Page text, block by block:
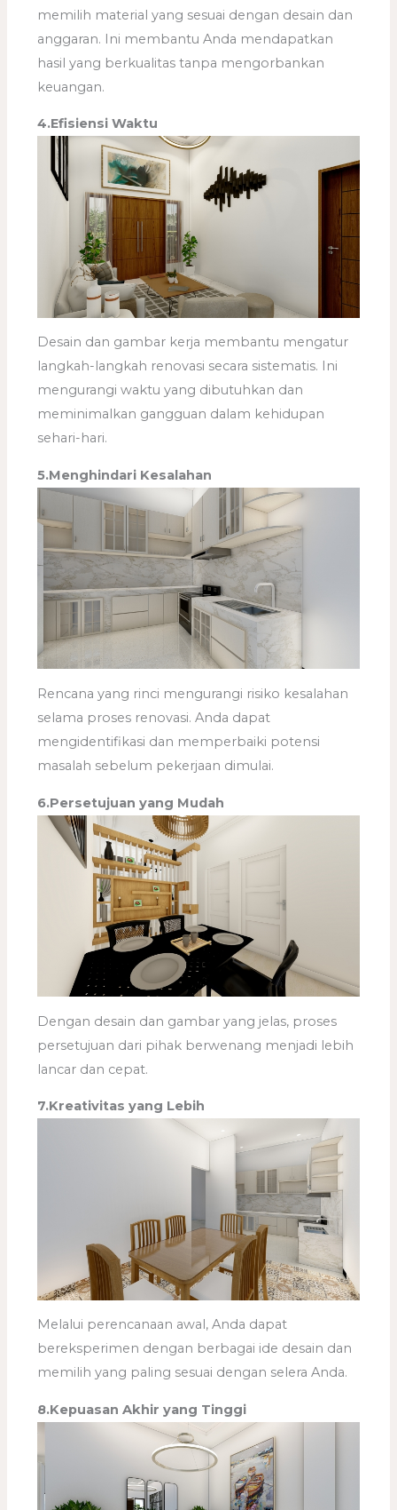
memilih material yang sesuai dengan desain dan
anggaran. Ini membantu Anda mendapatkan
hasil yang berkualitas tanpa mengorbankan
keuangan.
4.Efisiensi Waktu
Desain dan gambar kerja membantu mengatur
langkah-langkah renovasi secara sistematis. Ini
mengurangi waktu yang dibutuhkan dan
meminimalkan gangguan dalam kehidupan
sehari-hari.
5.Menghindari Kesalahan
Rencana yang rinci mengurangi risiko kesalahan
selama proses renovasi. Anda dapat
mengidentifikasi dan memperbaiki potensi
masalah sebelum pekerjaan dimulai.
6.Persetujuan yang Mudah
Dengan desain dan gambar yang jelas, proses
persetujuan dari pihak berwenang menjadi lebih
lancar dan cepat.
7.Kreativitas yang Lebih
Melalui perencanaan awal, Anda dapat
bereksperimen dengan berbagai ide desain dan
memilih yang paling sesuai dengan selera Anda.
8.Kepuasan Akhir yang Tinggi